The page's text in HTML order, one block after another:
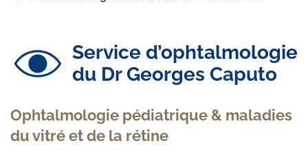
Service d’ophtalmologie
du Dr Georges Caputo
Ophtalmologie pédiatrique & maladies
du vitré et de la rétine